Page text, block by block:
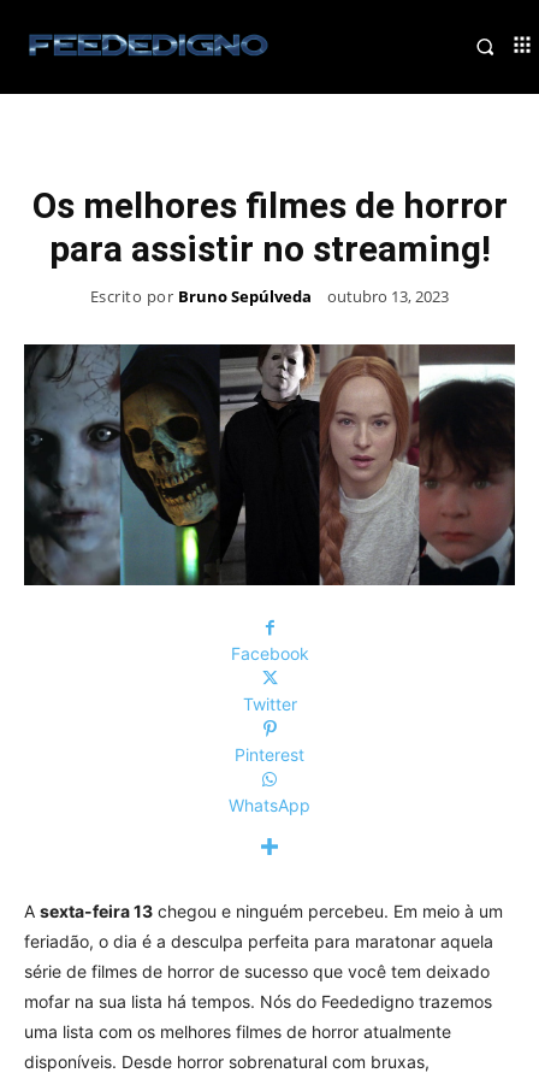
Os melhores filmes de horror
para assistir no streaming!
Escrito por Bruno Sepúlveda outubro 13, 2023
Facebook
Twitter
Pinterest
WhatsApp
A sexta-feira 13 chegou e ninguém percebeu. Em meio à um
feriadão, o dia é a desculpa perfeita para maratonar aquela
série de filmes de horror de sucesso que você tem deixado
mofar na sua lista há tempos. Nós do Feededigno trazemos
uma lista com os melhores filmes de horror atualmente
disponíveis. Desde horror sobrenatural com bruxas,